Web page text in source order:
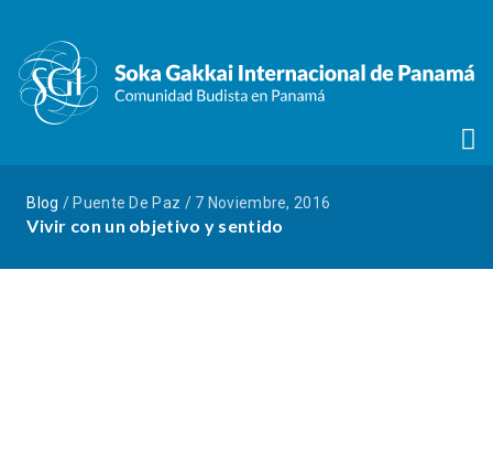
Blog / Puente De Paz / 7 Noviembre, 2016
Vivir con un objetivo y sentido